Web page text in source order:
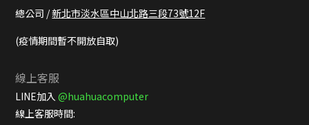
總公司 /新北市淡水區中山北路三段73號12F
(疫情期間暫不開放自取)
線上客服
LINE加入@huahuacomputer
線上客服時間: